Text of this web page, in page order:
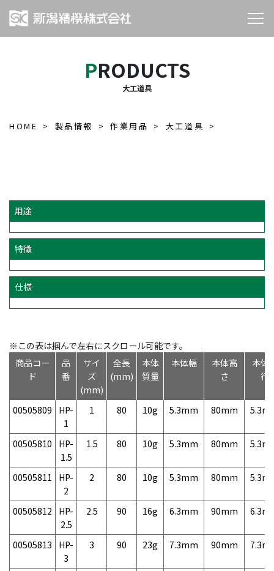
PRODUCTS
大工道具
HOME 製品情報 作業用品 大工道具
用途
特徴
仕様
※この表は掴んで左右にスクロール可能です。
商品コー
ド
品
番
サイ
ズ
(mm)
全長
(mm)
本体
質量
本体幅
本体高
さ
本体
行
00505809
HP-
1
1 80 10g 5.3mm 80mm
00505810
HP-
1.5
1.5 80 10g 5.3mm 80mm
00505811
HP-
2
2 80 10g 5.3mm 80mm
00505812
HP-
2.5
2.5 90 16g 6.3mm 90mm
00505813
HP-
3
3 90 23g 7.3mm 90mm